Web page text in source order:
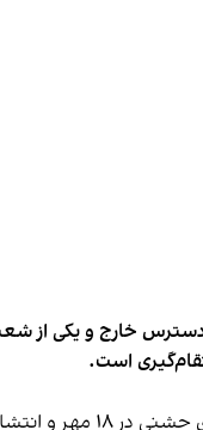
خارج و یکی از
است.
برخی رسانه‌ها در ایران گزارش